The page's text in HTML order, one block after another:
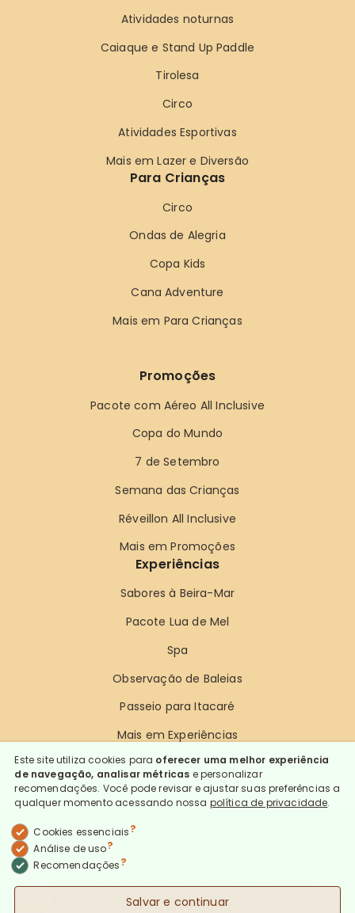
Atividades noturnas
Caiaque e Stand Up Paddle
Tirolesa
Circo
Atividades Esportivas
Mais em Lazer e Diversão
Para Crianças
Circo
Ondas de Alegria
Copa Kids
Cana Adventure
Mais em Para Crianças
Promoções
Pacote com Aéreo All Inclusive
Copa do Mundo
7 de Setembro
Semana das Crianças
Réveillon All Inclusive
Mais em Promoções
Experiências
Sabores à Beira-Mar
Pacote Lua de Mel
Spa
Observação de Baleias
Passeio para Itacaré
Mais em Experiências
© 2026 Cana Brava All Inclusive Resort
CNPJ: 33.795.303/0001-05
Este site utiliza cookies para oferecer uma melhor experiência
de navegação, analisar métricas e personalizar
recomendações. Você pode revisar e ajustar suas preferências a
qualquer momento acessando nossa política de privacidade.
Cookies essenciais?
Análise de uso?
Recomendações?
Salvar e continuar
1